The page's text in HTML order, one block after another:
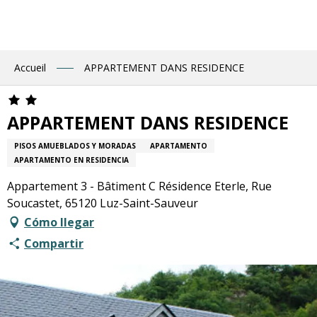
Accueil APPARTEMENT DANS RESIDENCE
APPARTEMENT DANS RESIDENCE
PISOS AMUEBLADOS Y MORADAS
APARTAMENTO
APARTAMENTO EN RESIDENCIA
Appartement 3 - Bâtiment C Résidence Eterle, Rue
Soucastet, 65120 Luz-Saint-Sauveur
Cómo llegar
Compartir